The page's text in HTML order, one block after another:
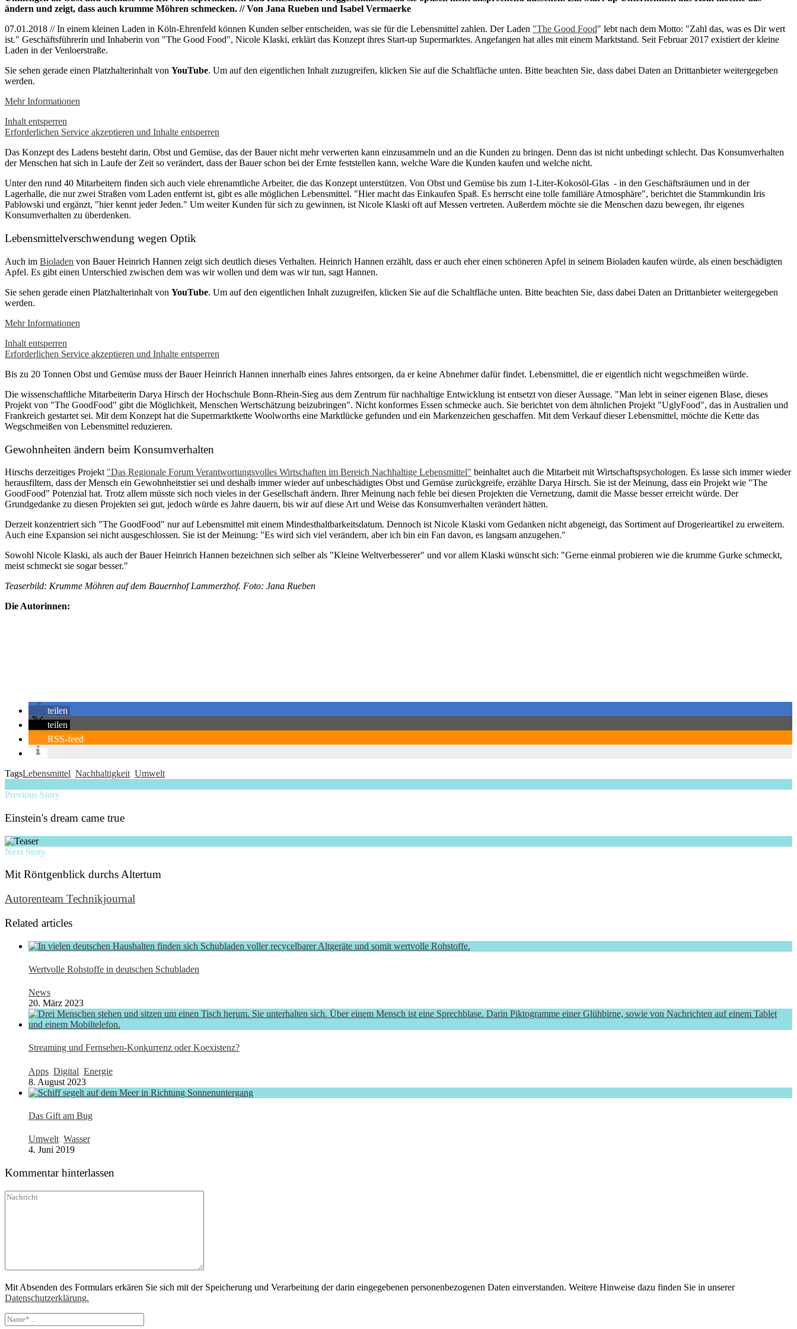
ändern und zeigt, dass auch krumme Möhren schmecken. // Von Jana Rueben und Isabel Vermaerke
07.01.2018 // In einem kleinen Laden in Köln-Ehrenfeld können Kunden selber entscheiden, was sie für die Lebensmittel zahlen. Der Laden "The Good Food" lebt nach dem Motto: "Zahl das, was es Dir wert
ist." Geschäftsführerin und Inhaberin von "The Good Food", Nicole Klaski, erklärt das Konzept ihres Start-up Supermarktes. Angefangen hat alles mit einem Marktstand. Seit Februar 2017 existiert der kleine
Laden in der Venloerstraße.
Sie sehen gerade einen Platzhalterinhalt von YouTube. Um auf den eigentlichen Inhalt zuzugreifen, klicken Sie auf die Schaltfläche unten. Bitte beachten Sie, dass dabei Daten an Drittanbieter weitergegeben
werden.
Mehr Informationen
Inhalt entsperren
Erforderlichen Service akzeptieren und Inhalte entsperren
Das Konzept des Ladens besteht darin, Obst und Gemüse, das der Bauer nicht mehr verwerten kann einzusammeln und an die Kunden zu bringen. Denn das ist nicht unbedingt schlecht. Das Konsumverhalten
der Menschen hat sich in Laufe der Zeit so verändert, dass der Bauer schon bei der Ernte feststellen kann, welche Ware die Kunden kaufen und welche nicht.
Unter den rund 40 Mitarbeitern finden sich auch viele ehrenamtliche Arbeiter, die das Konzept unterstützen. Von Obst und Gemüse bis zum 1-Liter-Kokosöl-Glas - in den Geschäftsräumen und in der
Lagerhalle, die nur zwei Straßen vom Laden entfernt ist, gibt es alle möglichen Lebensmittel. "Hier macht das Einkaufen Spaß. Es herrscht eine tolle familiäre Atmosphäre", berichtet die Stammkundin Iris
Pablowski und ergänzt, "hier kennt jeder Jeden." Um weiter Kunden für sich zu gewinnen, ist Nicole Klaski oft auf Messen vertreten. Außerdem möchte sie die Menschen dazu bewegen, ihr eigenes
Konsumverhalten zu überdenken.
Lebensmittelverschwendung wegen Optik
Auch im Bioladen von Bauer Heinrich Hannen zeigt sich deutlich dieses Verhalten. Heinrich Hannen erzählt, dass er auch eher einen schöneren Apfel in seinem Bioladen kaufen würde, als einen beschädigten
Apfel. Es gibt einen Unterschied zwischen dem was wir wollen und dem was wir tun, sagt Hannen.
Sie sehen gerade einen Platzhalterinhalt von YouTube. Um auf den eigentlichen Inhalt zuzugreifen, klicken Sie auf die Schaltfläche unten. Bitte beachten Sie, dass dabei Daten an Drittanbieter weitergegeben
werden.
Mehr Informationen
Inhalt entsperren
Erforderlichen Service akzeptieren und Inhalte entsperren
Bis zu 20 Tonnen Obst und Gemüse muss der Bauer Heinrich Hannen innerhalb eines Jahres entsorgen, da er keine Abnehmer dafür findet. Lebensmittel, die er eigentlich nicht wegschmeißen würde.
Die wissenschaftliche Mitarbeiterin Darya Hirsch der Hochschule Bonn-Rhein-Sieg aus dem Zentrum für nachhaltige Entwicklung ist entsetzt von dieser Aussage. "Man lebt in seiner eigenen Blase, dieses
Projekt von "The GoodFood" gibt die Möglichkeit, Menschen Wertschätzung beizubringen". Nicht konformes Essen schmecke auch. Sie berichtet von dem ähnlichen Projekt "UglyFood", das in Australien und
Frankreich gestartet sei. Mit dem Konzept hat die Supermarktkette Woolworths eine Marktlücke gefunden und ein Markenzeichen geschaffen. Mit dem Verkauf dieser Lebensmittel, möchte die Kette das
Wegschmeißen von Lebensmittel reduzieren.
Gewohnheiten ändern beim Konsumverhalten
Hirschs derzeitiges Projekt "Das Regionale Forum Verantwortungsvolles Wirtschaften im Bereich Nachhaltige Lebensmittel" beinhaltet auch die Mitarbeit mit Wirtschaftspsychologen. Es lasse sich immer wieder
herausfiltern, dass der Mensch ein Gewohnheitstier sei und deshalb immer wieder auf unbeschädigtes Obst und Gemüse zurückgreife, erzählte Darya Hirsch. Sie ist der Meinung, dass ein Projekt wie "The
GoodFood" Potenzial hat. Trotz allem müsste sich noch vieles in der Gesellschaft ändern. Ihrer Meinung nach fehle bei diesen Projekten die Vernetzung, damit die Masse besser erreicht würde. Der
Grundgedanke zu diesen Projekten sei gut, jedoch würde es Jahre dauern, bis wir auf diese Art und Weise das Konsumverhalten verändert hätten.
Derzeit konzentriert sich "The GoodFood" nur auf Lebensmittel mit einem Mindesthaltbarkeitsdatum. Dennoch ist Nicole Klaski vom Gedanken nicht abgeneigt, das Sortiment auf Drogerieartikel zu erweitern.
Auch eine Expansion sei nicht ausgeschlossen. Sie ist der Meinung: "Es wird sich viel verändern, aber ich bin ein Fan davon, es langsam anzugehen."
Sowohl Nicole Klaski, als auch der Bauer Heinrich Hannen bezeichnen sich selber als "Kleine Weltverbesserer" und vor allem Klaski wünscht sich: "Gerne einmal probieren wie die krumme Gurke schmeckt,
meist schmeckt sie sogar besser."
Teaserbild: Krumme Möhren auf dem Bauernhof Lammerzhof. Foto: Jana Rueben
Die Autorinnen:
teilen
teilen
RSS-feed
TagsLebensmittel Nachhaltigkeit Umwelt
Previous Story
Einstein's dream came true
Next Story
Mit Röntgenblick durchs Altertum
Autorenteam Technikjournal
Related articles
Wertvolle Rohstoffe in deutschen Schubladen
News
20. März 2023
Streaming und Fernsehen-Konkurrenz oder Koexistenz?
Apps, Digital, Energie
8. August 2023
Das Gift am Bug
Umwelt, Wasser
4. Juni 2019
Kommentar hinterlassen
Mit Absenden des Formulars erkären Sie sich mit der Speicherung und Verarbeitung der darin eingegebenen personenbezogenen Daten einverstanden. Weitere Hinweise dazu finden Sie in unserer
Datenschutzerklärung.